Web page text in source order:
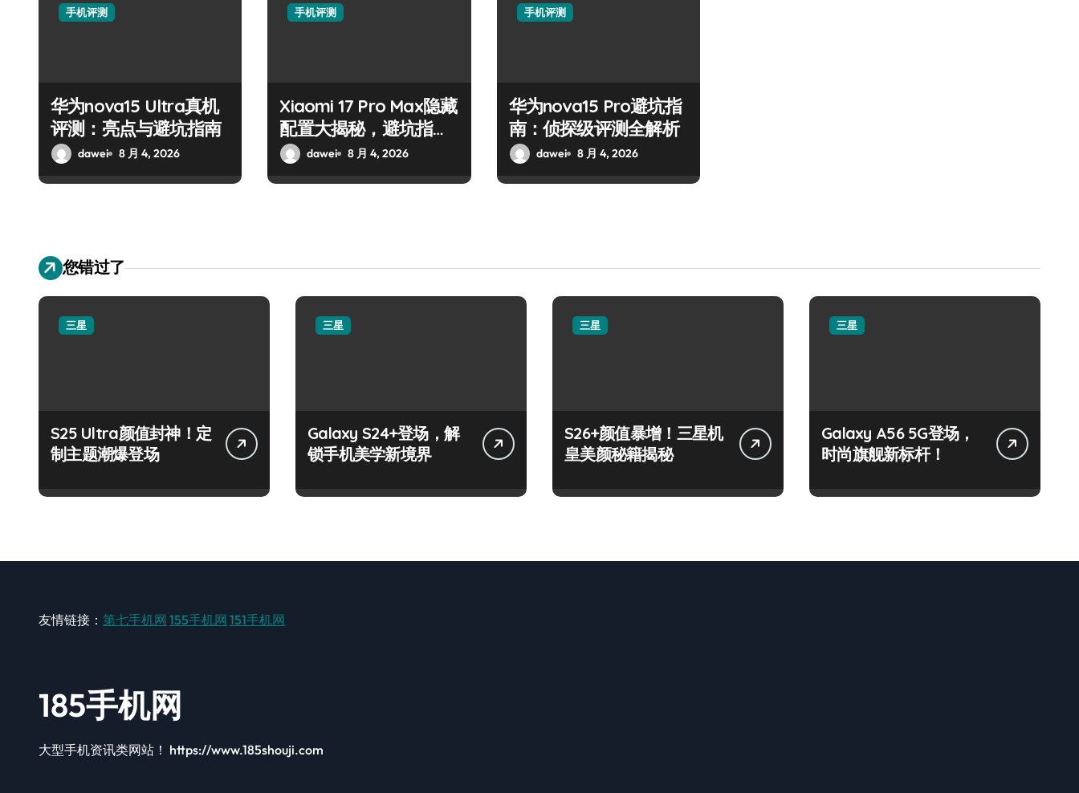
手机评测
华为nova15 Ultra真机
评测：亮点与避坑指南
dawei 8 月 4, 2026
手机评测
Xiaomi 17 Pro Max隐藏
配置大揭秘，避坑指
南！dawei 8 月 4, 2026
手机评测
华为nova15 Pro避坑指
南：侦探级评测全解析
dawei 8 月 4, 2026
您错过了
三星
S25 Ultra颜值封神！定
制主题潮爆登场
三星
Galaxy S24+登场，解
锁手机美学新境界
三星
S26+颜值暴增！三星机
皇美颜秘籍揭秘
三星
Galaxy A56 5G登场，
时尚旗舰新标杆！
友情链接： 第七手机网 155手机网 151手机网
185手机网
大型手机资讯类网站！ https://www.185shouji.com